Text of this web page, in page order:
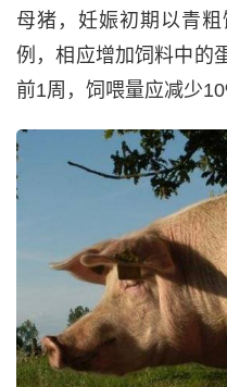
母猪，妊娠初期以青
例，相应增加饲料中的
前1周，饲喂量应减少